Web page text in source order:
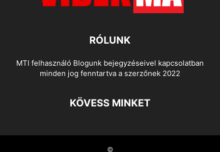
RÓLUNK
MTI felhasználó Blogunk bejegyzéseivel kapcsolatban
minden jog fenntartva a szerzőnek 2022
KÖVESS MINKET
©